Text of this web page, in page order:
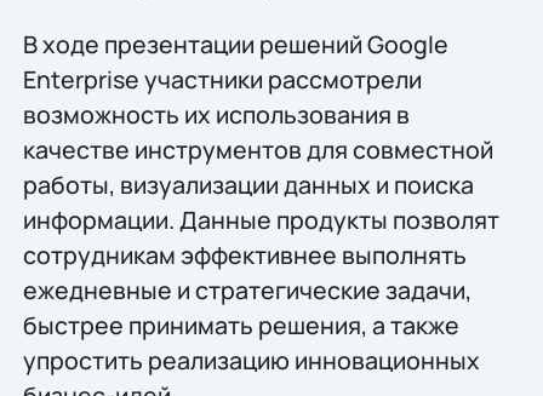
В ходе презентации решений Google
Enterprise участники рассмотрели
возможность их использования в
качестве инструментов для совместной
работы, визуализации данных и поиска
информации. Данные продукты позволят
сотрудникам эффективнее выполнять
ежедневные и стратегические задачи,
быстрее принимать решения, а также
упростить реализацию инновационных